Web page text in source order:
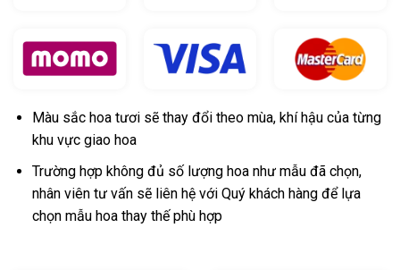
Màu sắc hoa tươi sẽ thay đổi theo mùa, khí hậu của từng
khu vực giao hoa
Trường hợp không đủ số lượng hoa như mẫu đã chọn,
nhân viên tư vấn sẽ liên hệ với Quý khách hàng để lựa
chọn mẫu hoa thay thế phù hợp